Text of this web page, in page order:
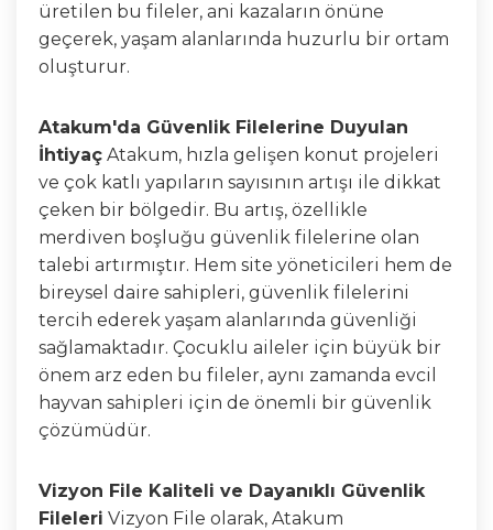
üretilen bu fileler, ani kazaların önüne
geçerek, yaşam alanlarında huzurlu bir ortam
oluşturur.
Atakum'da Güvenlik Filelerine Duyulan
İhtiyaç Atakum, hızla gelişen konut projeleri
ve çok katlı yapıların sayısının artışı ile dikkat
çeken bir bölgedir. Bu artış, özellikle
merdiven boşluğu güvenlik filelerine olan
talebi artırmıştır. Hem site yöneticileri hem de
bireysel daire sahipleri, güvenlik filelerini
tercih ederek yaşam alanlarında güvenliği
sağlamaktadır. Çocuklu aileler için büyük bir
önem arz eden bu fileler, aynı zamanda evcil
hayvan sahipleri için de önemli bir güvenlik
çözümüdür.
Vizyon File Kaliteli ve Dayanıklı Güvenlik
Fileleri Vizyon File olarak, Atakum